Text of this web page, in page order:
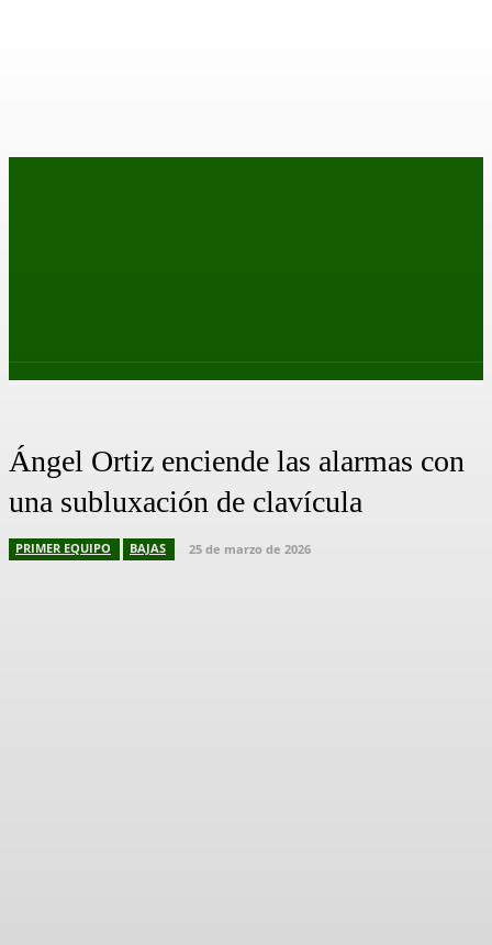
Ángel Ortiz enciende las alarmas con
una subluxación de clavícula
PRIMER EQUIPO BAJAS 25 de marzo de 2026